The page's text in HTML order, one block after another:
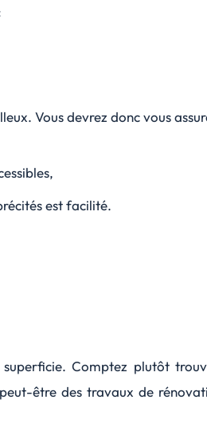
Vous devrez donc vous
est facilité.
Comptez plutôt
être des travaux de